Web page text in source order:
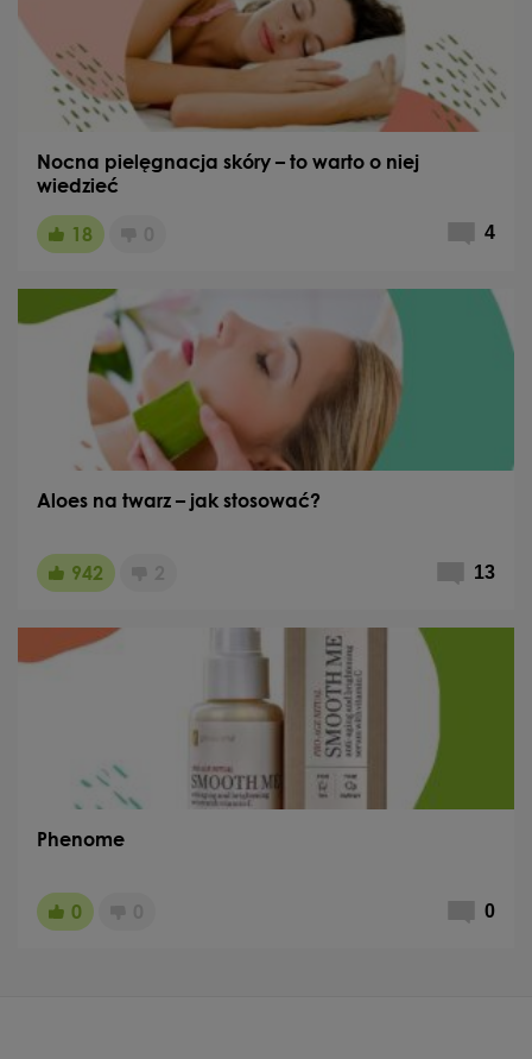
Nocna pielęgnacja skóry – to warto o niej
wiedzieć
18 4
Aloes na twarz – jak stosować?
942 13
Phenome
0 0